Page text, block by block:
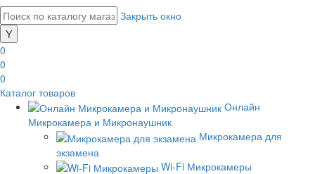
Закрыть окно
0
0
0
Каталог товаров
Онлайн
Микрокамера и Микронаушник
Микрокамера для
экзамена
Wi-Fi Микрокамеры